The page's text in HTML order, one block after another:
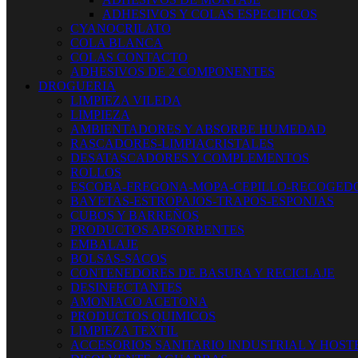
ADHESIVOS Y COLAS ESPECIFICOS
CYANOCRILATO
COLA BLANCA
COLAS CONTACTO
ADHESIVOS DE 2 COMPONENTES
DROGUERIA
LIMPIEZA VILEDA
LIMPIEZA
AMBIENTADORES Y ABSORBE HUMEDAD
RASCADORES-LIMPIACRISTALES
DESATASCADORES Y COMPLEMENTOS
ROLLOS
ESCOBA-FREGONA-MOPA-CEPILLO-
BAYETAS-ESTROPAJOS-TRAPOS-ESPONJAS
CUBOS Y BARREÑOS
PRODUCTOS ABSORBENTES
EMBALAJE
BOLSAS-SACOS
CONTENEDORES DE BASURA Y RECICLAJE
DESINFECTANTES
AMONIACO ACETONA
PRODUCTOS QUIMICOS
LIMPIEZA TEXTIL
ACCESORIOS SANITARIO INDUSTRIAL Y